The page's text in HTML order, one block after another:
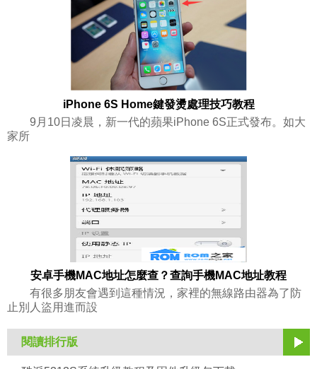
iPhone 6S Home鍵發燙處理技巧教程
9月10日凌晨，新一代的蘋果iPhone 6S正式發布。如大
家所
安卓手機MAC地址怎麼查？查詢手機MAC地址教程
有很多朋友會遇到這種情況，家裡的無線路由器為了防
止別人盜用進而設
閱讀排行版